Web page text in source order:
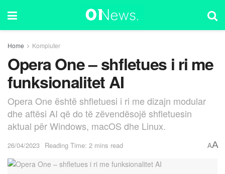
Home Kompiuter
Opera One – shfletues i ri me
funksionalitet AI
Opera One është shfletuesi i ri me dizajn modular
dhe aftësi AI që do të zëvendësojë shfletuesin
aktual për Windows, macOS dhe Linux.
26/04/2023 Reading Time: 2 mins read AA